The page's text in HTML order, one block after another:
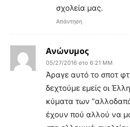
σχολεία μας.
Απάντηση
Ανώνυμος
05/27/2016 στο 6:21 ΜΜ
Άραγε αυτό το σποτ
δεχτούμε εμείς οι
κύματα των
έχουν πού αλλού να